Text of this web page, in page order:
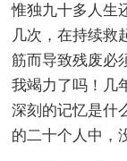
惟独九十多人生
几次，在持续救
筋而导致残废必
我竭力了吗！几
深刻的记忆是什
的二十个人中，